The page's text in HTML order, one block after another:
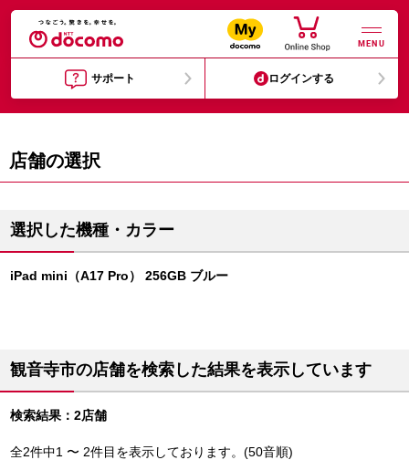
MENU
サポート ログインする
店舗の選択
選択した機種・カラー
iPad mini（A17 Pro） 256GB ブルー
観音寺市の店舗を検索した結果を表示しています
検索結果：2店舗
全2件中1 〜 2件目を表示しております。(50音順)